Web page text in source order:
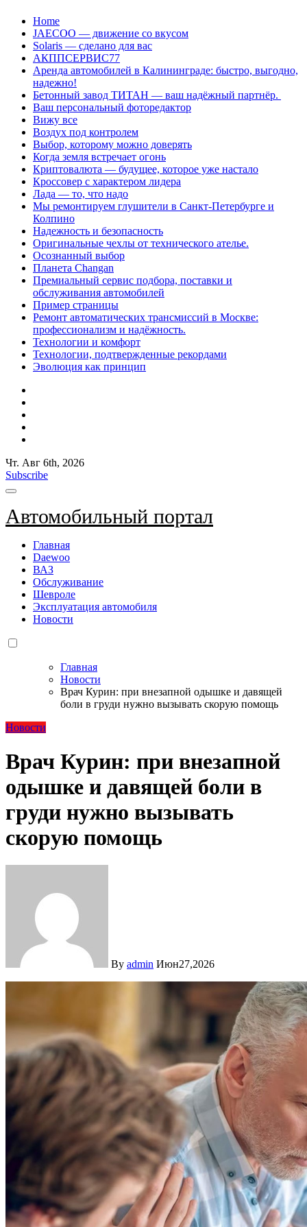
Перейти
содержанию
Home
JAECOO — движение со вкусом
Solaris — сделано для вас
АКППСЕРВИС77
Аренда автомобилей в Калининграде: быстро, выгодно,
надежно!
Бетонный завод ТИТАН — ваш надёжный партнёр.
Ваш персональный фоторедактор
Вижу все
Воздух под контролем
Выбор, которому можно доверять
Когда земля встречает огонь
Криптовалюта — будущее, которое уже настало
Кроссовер с характером лидера
Лада — то, что надо
Мы ремонтируем глушители в Санкт-Петербурге и
Колпино
Надежность и безопасность
Оригинальные чехлы от технического ателье.
Осознанный выбор
Планета Changan
Премиальный сервис подбора, поставки и
обслуживания автомобилей
Пример страницы
Ремонт автоматических трансмиссий в Москве:
профессионализм и надёжность.
Технологии и комфорт
Технологии, подтвержденные рекордами
Эволюция как принцип
Чт. Авг 6th, 2026
Subscribe
Автомобильный портал
Главная
Daewoo
ВАЗ
Обслуживание
Шевроле
Эксплуатация автомобиля
Новости
Главная
Новости
Врач Курин: при внезапной одышке и давящей
боли в груди нужно вызывать скорую помощь
Новости
Врач Курин: при внезапной
одышке и давящей боли в
груди нужно вызывать
скорую помощь
By admin Июн27,2026